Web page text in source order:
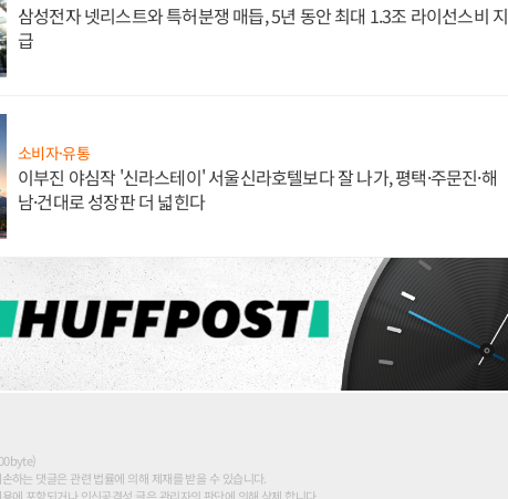
삼성전자 넷리스트와 특허분쟁 매듭, 5년 동안 최대 1.3조 라이선스비 지
급
소비자·유통
이부진 야심작 '신라스테이' 서울신라호텔보다 잘 나가, 평택·주문진·해
남·건대로 성장판 더 넓힌다
하는 댓글은 관련 법률에 의해 제재를 받을 수 있습니다.